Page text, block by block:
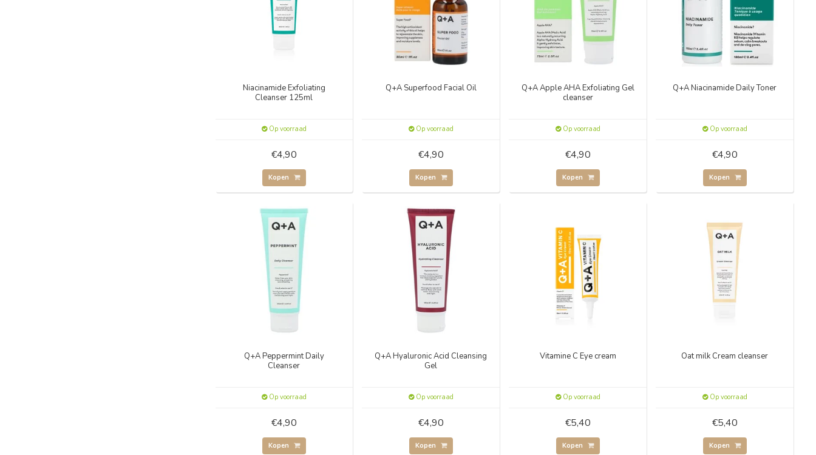
Niacinamide Exfoliating
Cleanser 125ml
Op voorraad
€4,90
Kopen
Q+A Superfood Facial Oil
Op voorraad
€4,90
Kopen
Q+A Apple AHA Exfoliating Gel
cleanser
Op voorraad
€4,90
Kopen
Q+A Niacinamide Daily Toner
Op voorraad
€4,90
Kopen
Q+A Peppermint Daily
Cleanser
Op voorraad
€4,90
Kopen
Q+A Hyaluronic Acid Cleansing
Gel
Op voorraad
€4,90
Kopen
Vitamine C Eye cream
Op voorraad
€5,40
Kopen
Oat milk Cream cleanser
Op voorraad
€5,40
Kopen